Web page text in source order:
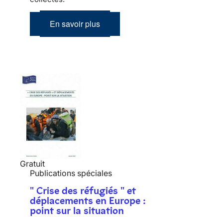
En savoir plus
Gratuit
Publications spéciales
" Crise des réfugiés " et
déplacements en Europe :
point sur la situation